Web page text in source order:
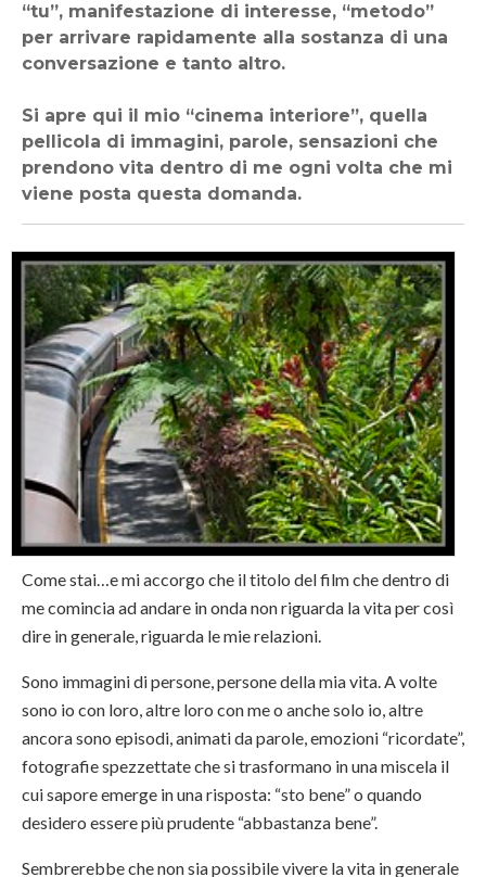
“tu”, manifestazione di interesse, “metodo”
per arrivare rapidamente alla sostanza di una
conversazione e tanto altro.
Si apre qui il mio “cinema interiore”, quella
pellicola di immagini, parole, sensazioni che
prendono vita dentro di me ogni volta che mi
viene posta questa domanda.
Come stai…e mi accorgo che il titolo del film che dentro di
me comincia ad andare in onda non riguarda la vita per così
dire in generale, riguarda le mie relazioni.
Sono immagini di persone, persone della mia vita. A volte
sono io con loro, altre loro con me o anche solo io, altre
ancora sono episodi, animati da parole, emozioni “ricordate”,
fotografie spezzettate che si trasformano in una miscela il
cui sapore emerge in una risposta: “sto bene” o quando
desidero essere più prudente “abbastanza bene”.
Sembrerebbe che non sia possibile vivere la vita in generale